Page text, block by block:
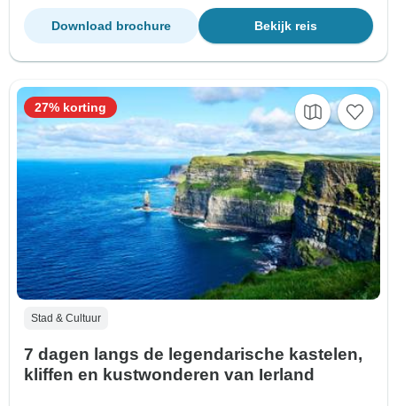
Bekijk reis
Download brochure
Stad & Cultuur
7 dagen langs de legendarische kastelen,
kliffen en kustwonderen van Ierland
27% korting